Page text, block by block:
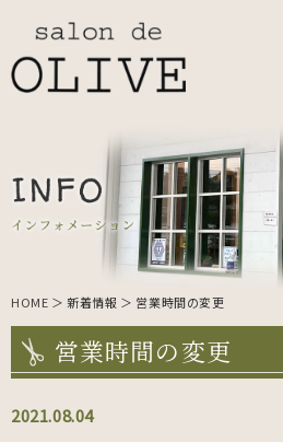
HOME ＞ 新着情報 ＞ 営業時間の変更
営業時間の変更
2021.08.04